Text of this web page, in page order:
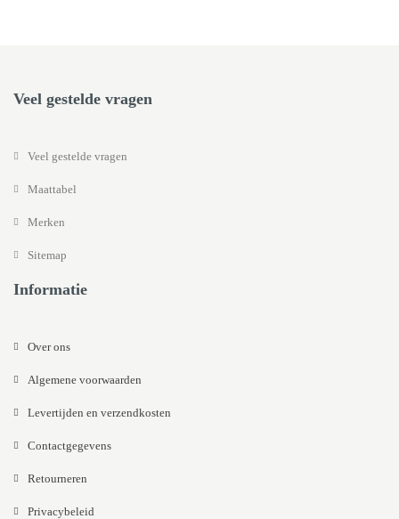
Veel gestelde vragen
Veel gestelde vragen
Maattabel
Merken
Sitemap
Informatie
Over ons
Algemene voorwaarden
Levertijden en verzendkosten
Contactgegevens
Retourneren
Privacybeleid